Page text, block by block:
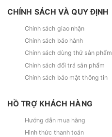
CHÍNH SÁCH VÀ QUY ĐỊNH
Chính sách giao nhận
Chính sách bảo hành
Chính sách dùng thử sản phẩm
Chính sách đổi trả sản phẩm
Chính sách bảo mật thông tin
HỒ TRỢ KHÁCH HÀNG
Hướng dẫn mua hàng
Hình thức thanh toán